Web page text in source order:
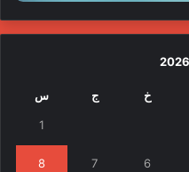
خ ج س
1
6
7
8